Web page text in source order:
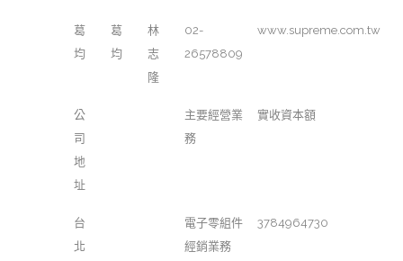
葛
均
葛
均
林
志
隆
02-
26578809
www.supreme.com.tw
公
司
地
址
主要經營業
務
實收資本額
台
北
電子零組件
經銷業務
3784964730